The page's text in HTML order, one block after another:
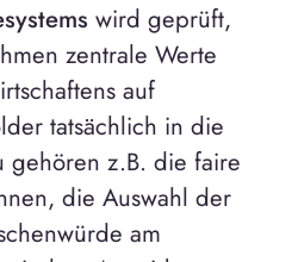
wird geprüft,
zentrale Werte
auf
tatsächlich in die
gehören z.B. die faire
die Auswahl der
am